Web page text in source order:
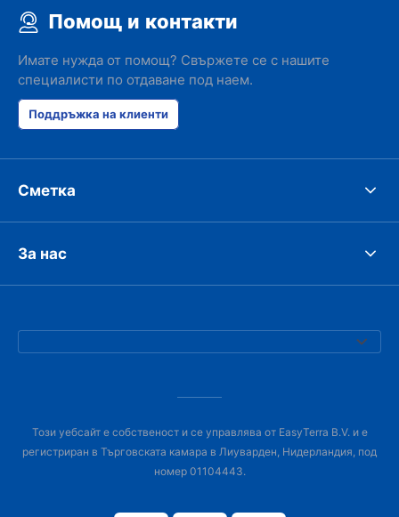
Помощ и контакти
Имате нужда от помощ? Свържете се с нашите
специалисти по отдаване под наем.
Поддръжка на клиенти
Сметка
За нас
Този уебсайт е собственост и се управлява от EasyTerra B.V. и е
регистриран в Търговската камара в Лиуварден, Нидерландия, под
номер 01104443.